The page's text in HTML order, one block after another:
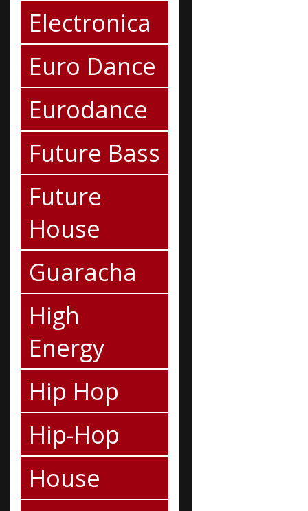
Electronica
Euro Dance
Eurodance
Future Bass
Future
House
Guaracha
High
Energy
Hip Hop
Hip-Hop
House